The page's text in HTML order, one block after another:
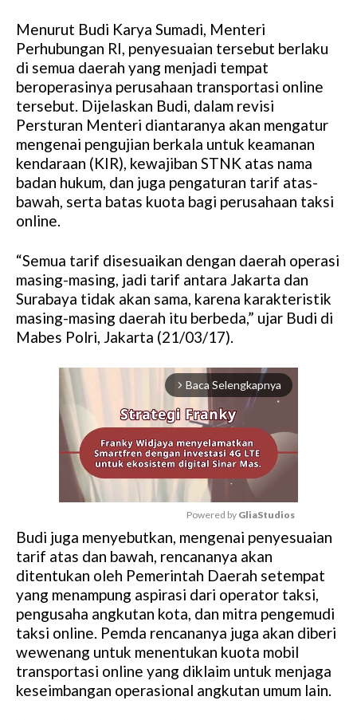
Menurut Budi Karya Sumadi, Menteri
Perhubungan RI, penyesuaian tersebut berlaku
di semua daerah yang menjadi tempat
beroperasinya perusahaan transportasi online
tersebut. Dijelaskan Budi, dalam revisi
Persturan Menteri diantaranya akan mengatur
mengenai pengujian berkala untuk keamanan
kendaraan (KIR), kewajiban STNK atas nama
badan hukum, dan juga pengaturan tarif atas-
bawah, serta batas kuota bagi perusahaan taksi
online.
“Semua tarif disesuaikan dengan daerah operasi
masing-masing, jadi tarif antara Jakarta dan
Surabaya tidak akan sama, karena karakteristik
masing-masing daerah itu berbeda,” ujar Budi di
Mabes Polri, Jakarta (21/03/17).
arrow_forward_ios Baca Selengkapnya
M
u
t
e
Powered by GliaStudios
Budi juga menyebutkan, mengenai penyesuaian
tarif atas dan bawah, rencananya akan
ditentukan oleh Pemerintah Daerah setempat
yang menampung aspirasi dari operator taksi,
pengusaha angkutan kota, dan mitra pengemudi
taksi online. Pemda rencananya juga akan diberi
wewenang untuk menentukan kuota mobil
transportasi online yang diklaim untuk menjaga
keseimbangan operasional angkutan umum lain.